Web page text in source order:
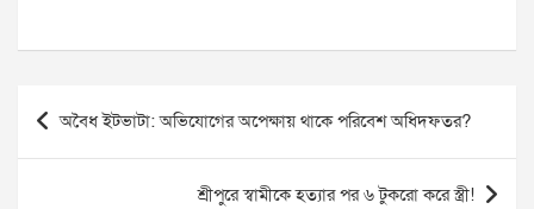
Post
navigation
অবৈধ ইটভাটা: অভিযোগের অপেক্ষায় থাকে পরিবেশ অধিদফতর?
শ্রীপুরে স্বামীকে হত্যার পর ৬ টুকরো করে স্ত্রী!